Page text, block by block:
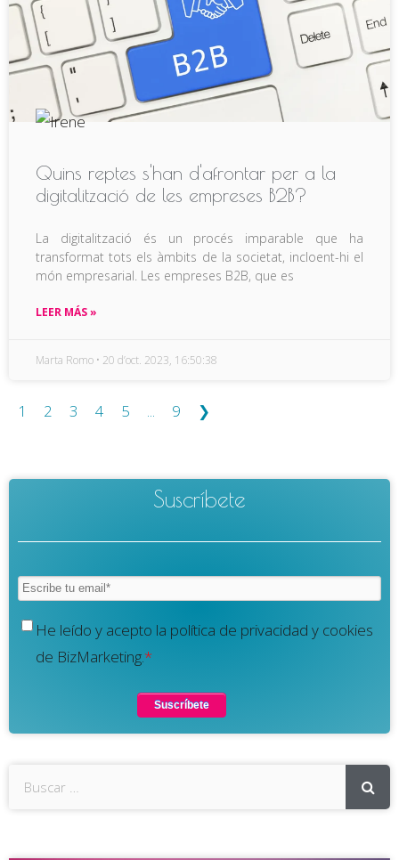
Quins reptes s'han d'afrontar per a la
digitalització de les empreses B2B?
La digitalització és un procés imparable que ha
transformat tots els àmbits de la societat, incloent-hi el
món empresarial. Les empreses B2B, que es
LEER MÁS »
Marta Romo 20 d’oct. 2023, 16:50:38
1 2 3 4 5 ... 9 ❯
Suscríbete
He leído y acepto la política de privacidad y cookies
de BizMarketing.*